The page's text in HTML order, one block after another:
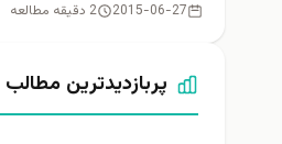
2015-06-27 2 دقیقه مطالعه
پربازدیدترین مطالب